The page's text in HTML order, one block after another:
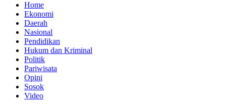
Home
Ekonomi
Daerah
Nasional
Pendidikan
Hukum dan Kriminal
Politik
Pariwisata
Opini
Sosok
Video